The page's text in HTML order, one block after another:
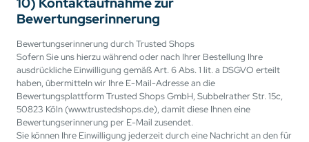
Bewertungserinnerung
Bewertungserinnerung durch Trusted Shops
Sofern Sie uns hierzu während oder nach Ihrer Bestellung Ihre
ausdrückliche Einwilligung gemäß Art. 6 Abs. 1 lit. a DSGVO erteilt
haben, übermitteln wir Ihre E-Mail-Adresse an die
Bewertungsplattform Trusted Shops GmbH, Subbelrather Str. 15c,
50823 Köln (www.trustedshops.de), damit diese Ihnen eine
Bewertungserinnerung per E-Mail zusendet.
Sie können Ihre Einwilligung jederzeit durch eine Nachricht an den für